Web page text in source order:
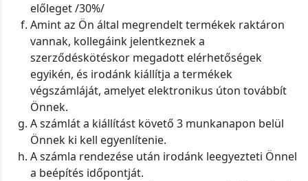
előleget /30%/
Amint az Ön által megrendelt termékek raktáron
vannak, kollegáink jelentkeznek a
szerződéskötéskor megadott elérhetőségek
egyikén, és irodánk kiállítja a termékek
végszámláját, amelyet elektronikus úton továbbít
Önnek.
A számlát a kiállítást követő 3 munkanapon belül
Önnek ki kell egyenlítenie.
A számla rendezése után irodánk leegyezteti Önnel
a beépítés időpontját.